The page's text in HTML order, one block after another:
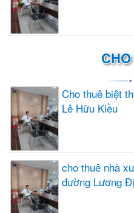
Cho thuê biệt
Lê Hữu Kiều
cho thuê nhà
đường Lương